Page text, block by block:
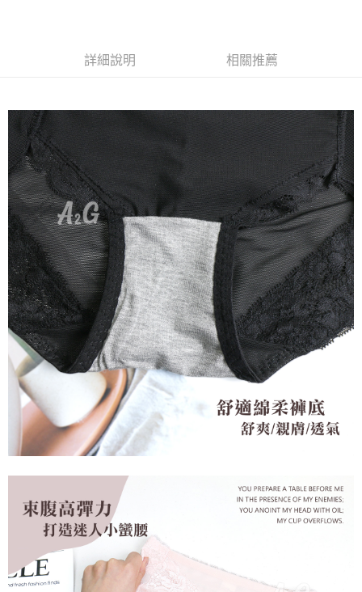
２．便利：只要手機號碼，簡訊認證，即可結帳。
１．於結帳方式選擇「AFTEE先享後付」後，將跳轉至「AFTEE先享後付」
結帳頁面，進行簡訊認證並確認金額後，即可完成結帳。
２．訂單成立數日內，您將收到繳費通知簡訊。
３．收到繳費通知簡訊後14天內，點擊此簡訊中的連結，可透過四大超商／
ATM／網路銀行／等多元方式進行付款，方視為交易完成。
※ 請注意：結帳手續完成當下不需立刻繳費，但若您需要取消訂單，請聯絡
購買商品的店家。未經商家同意取消之訂單仍視為有效，需透過AFTEE先享
後付繳納相關費用。
※ 交易是否成功請以「AFTEE先享後付 」之結帳頁面顯示為準，若有關於
是否繳費成功／繳費後需取消欲退款等相關疑問，請聯繫「AFTEE先享後付
客戶支援中心」https://netprotections.freshdesk.com/support/home
【注意事項】
１．透過由恩沛科技股份有限公司提供之「AFTEE先享後付」服務完成之交
易，需依本服務之必要範圍內提供個人資料，並將交易相關給付款項請求債
權轉讓予恩沛科技股份有限公司。
２．關於個人資料處理事宜，請瀏覽以下網址：
https://aftee.tw/terms/#terms3
３．未成年的使用者請事先徵得法定代理人或監護人之同意方可使用
「AFTEE先享後付」，若未經同意申辦者引起之損失，本公司不負相關責
任。
４．使用「AFTEE先享後付」時，將依據個別帳號之用戶狀況，依本公司即
時審查核予不同之上限額度；若仍有額度不足之情形，本公司將視審查結果
請求用戶進行身份認證。
恩沛科技股份有限公司將有權停止該用戶之使用額度並採取法律行動。
付款後全家取貨
每筆NT$60，滿NT$699(含以上)免運費
7-11取貨付款
每筆NT$60，滿NT$699(含以上)免運費
付款後7-11取貨
每筆NT$60，滿NT$699(含以上)免運費
宅配
每筆NT$100，滿NT$2,000(含以上)免運費
詳細說明 相關推薦